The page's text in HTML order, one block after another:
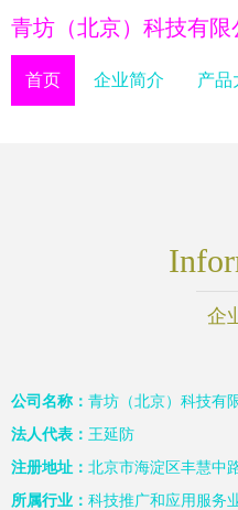
青坊（北京）科技有限
首页 企业简介 产品
企
公司名称： 青坊（北京）科技有
法人代表： 王延防
注册地址： 北京市海淀区丰慧中
所属行业： 科技推广和应用服务